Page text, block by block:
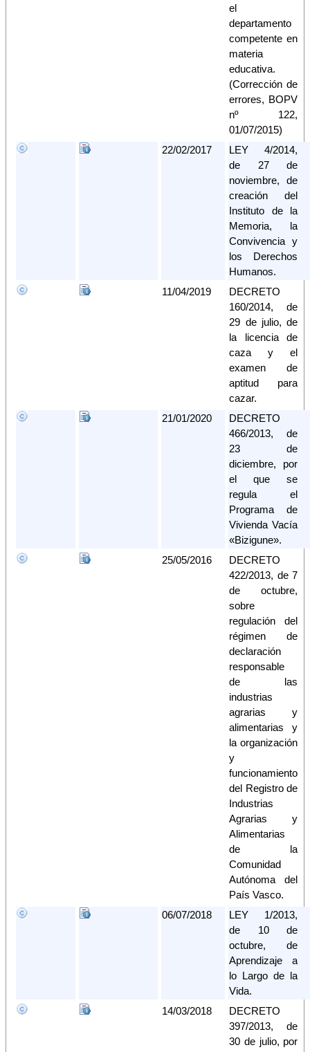
el
departamento
competente en
materia
educativa.
(Corrección de
errores, BOPV
nº 122,
01/07/2015)
22/02/2017
LEY 4/2014,
de 27 de
noviembre, de
creación del
Instituto de la
Memoria, la
Convivencia y
los Derechos
Humanos.
11/04/2019
DECRETO
160/2014, de
29 de julio, de
la licencia de
caza y el
examen de
aptitud para
cazar.
21/01/2020
DECRETO
466/2013, de
23 de
diciembre, por
el que se
regula el
Programa de
Vivienda Vacía
«Bizigune».
25/05/2016
DECRETO
422/2013, de 7
de octubre,
sobre
regulación del
régimen de
declaración
responsable
de las
industrias
agrarias y
alimentarias y
la organización
y
funcionamiento
del Registro de
Industrias
Agrarias y
Alimentarias
de la
Comunidad
Autónoma del
País Vasco.
06/07/2018
LEY 1/2013,
de 10 de
octubre, de
Aprendizaje a
lo Largo de la
Vida.
14/03/2018
DECRETO
397/2013, de
30 de julio, por